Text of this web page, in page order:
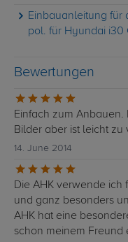
Einbauanleitung für
pol. für Hyundai i30
Bewertungen
Einfach zum Anbauen.
Bilder aber ist leicht zu
14. June 2014
Die AHK verwende
und ganz besonders
AHK hat eine
schon meinem Freund